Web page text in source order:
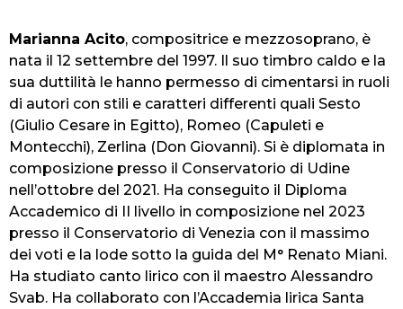
Marianna Acito, compositrice e mezzosoprano, è
nata il 12 settembre del 1997. Il suo timbro caldo e la
sua duttilità le hanno permesso di cimentarsi in ruoli
di autori con stili e caratteri differenti quali Sesto
(Giulio Cesare in Egitto), Romeo (Capuleti e
Montecchi), Zerlina (Don Giovanni). Si è diplomata in
composizione presso il Conservatorio di Udine
nell’ottobre del 2021. Ha conseguito il Diploma
Accademico di II livello in composizione nel 2023
presso il Conservatorio di Venezia con il massimo
dei voti e la lode sotto la guida del M° Renato Miani.
Ha studiato canto lirico con il maestro Alessandro
Svab. Ha collaborato con l’Accademia lirica Santa